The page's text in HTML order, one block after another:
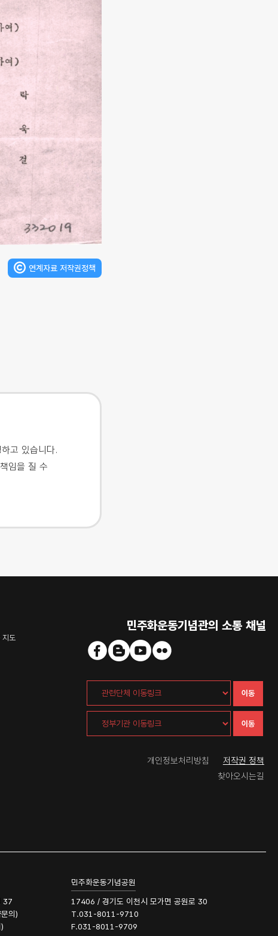
연계자료 저작권정책
고 있습니다.
임을 질 수
지도
민주화운동기념관의 소통 채널
이동
이동
개인정보처리방침
저작권 정책
찾아오시는길
37
의)
민주화운동기념공원
17406 / 경기도 이천시 모가면 공원로 30
T.031-8011-9710
F.031-8011-9709